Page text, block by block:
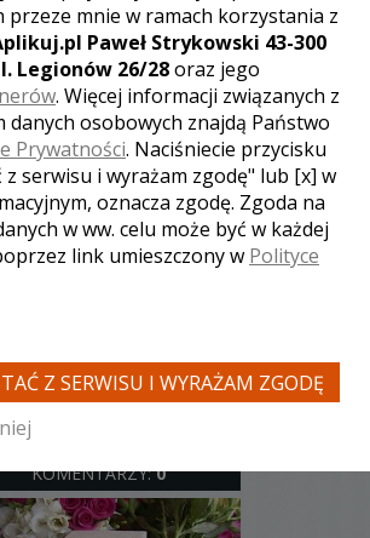
WYŚWIETLEŃ:1906
KOMENTARZY:0
WYŚWIETLEŃ:1998
KOMENTARZY:0
KOMENTARZY:0
przeze mnie w ramach korzystania z
Paweł Strykowski 43-300
Legionów 26/28oraz jego
. Więcej informacji związanych z
danych osobowych znajdą Państwo
Prywatności. Naciśniecie przycisku
z serwisu i wyrażam zgodę" lub [x] w
oznacza zgodę. Zgoda na
w ww. celu może być w każdej
link umieszczony w Polityce
Z SERWISU I WYRAŻAM ZGODĘ